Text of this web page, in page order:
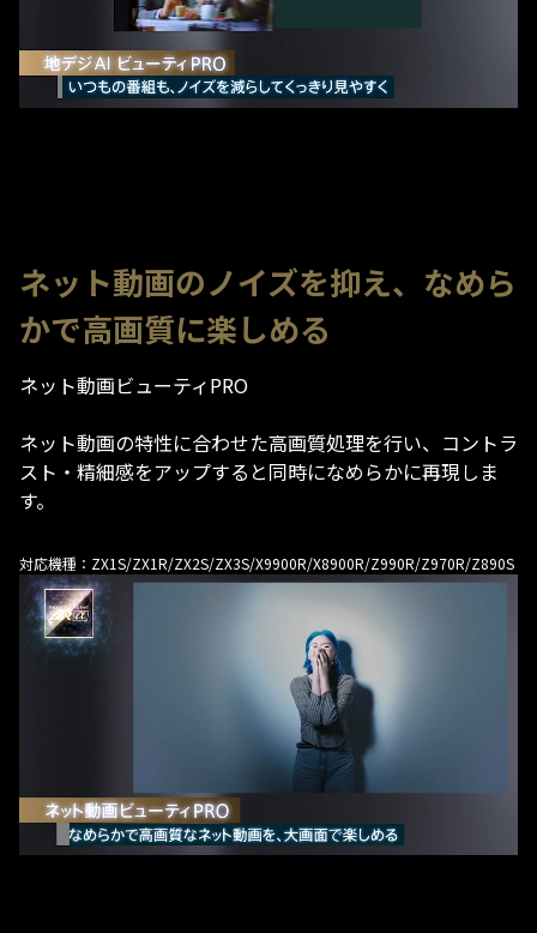
ネット動画のノイズを抑え、なめら
かで高画質に楽しめる
ネット動画ビューティPRO
ネット動画の特性に合わせた高画質処理を行い、コントラ
スト・精細感をアップすると同時になめらかに再現しま
す。
対応機種：ZX1S/ZX1R/ZX2S/ZX3S/X9900R/X8900R/Z990R/Z970R/Z890S